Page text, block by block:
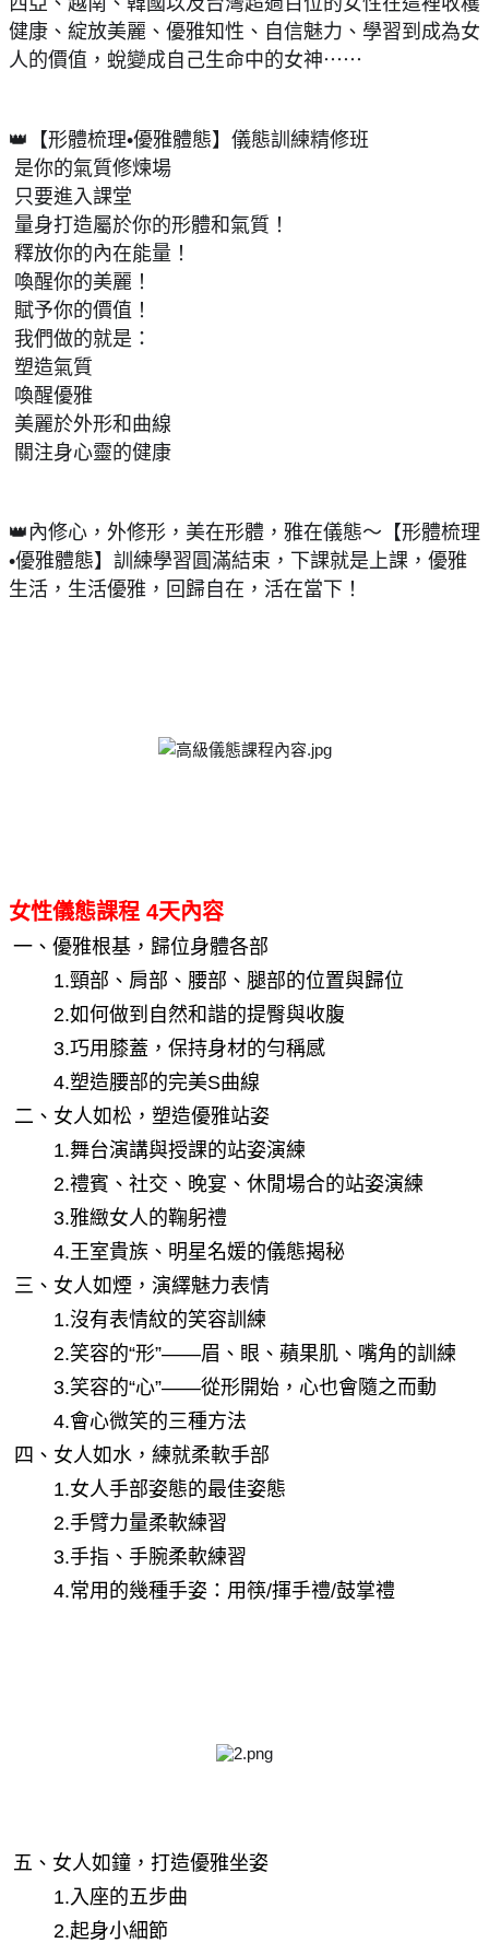
健康、綻放美麗、優雅知性、自信魅力、學習到成為女
人的價值，蛻變成自己生命中的女神⋯⋯
👑【形體梳理•優雅體態】儀態訓練精修班
是你的氣質修煉場
只要進入課堂
量身打造屬於你的形體和氣質！
釋放你的內在能量！
喚醒你的美麗！
賦予你的價值！
我們做的就是：
塑造氣質
喚醒優雅
美麗於外形和曲線
關注身心靈的健康
👑內修心，外修形，美在形體，雅在儀態～【形體梳理
•優雅體態】訓練學習圓滿結束，下課就是上課，優雅
生活，生活優雅，回歸自在，活在當下！
女性儀態課程 4天內容
一、優雅根基，歸位身體各部
1.頸部、肩部、腰部、腿部的位置與歸位
2.如何做到自然和諧的提臀與收腹
3.巧用膝蓋，保持身材的勻稱感
4.塑造腰部的完美S曲線
二、女人如松，塑造優雅站姿
1.舞台演講與授課的站姿演練
2.禮賓、社交、晚宴、休閒場合的站姿演練
3.雅緻女人的鞠躬禮
4.王室貴族、明星名媛的儀態揭秘
三、女人如煙，演繹魅力表情
1.沒有表情紋的笑容訓練
2.笑容的“形”——眉、眼、蘋果肌、嘴角的訓練
3.笑容的“心”——從形開始，心也會隨之而動
4.會心微笑的三種方法
四、女人如水，練就柔軟手部
1.女人手部姿態的最佳姿態
2.手臂力量柔軟練習
3.手指、手腕柔軟練習
4.常用的幾種手姿：用筷/揮手禮/鼓掌禮
五、女人如鐘，打造優雅坐姿
1.入座的五步曲
2.起身小細節